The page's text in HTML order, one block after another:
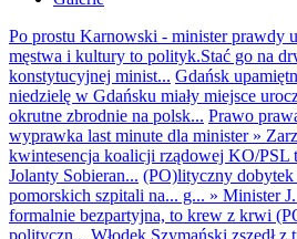
Po prostu Karnowski - minister prawdy
męstwa i kultury to polityk.Stać go na
konstytucyjnej minist... Gdańsk
niedzielę w Gdańsku miały miejsce
okrutne zbrodnie na polsk... Prawo
wyprawka last minute dla minister»
kwintesencja koalicji rządowej KO/PSL
Jolanty Sobieran... (PO)lityczny
pomorskich szpitali na... g... » Minister
formalnie bezpartyjna, to krew z krwi
polityczn... Włodek Szymański zszedł z